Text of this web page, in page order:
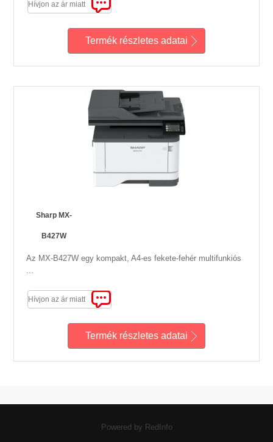
Hívjon az ár miatt
Termék részletes adatai
Sharp MX-
B427W
Az MX-B427W egy kompakt, A4-es fekete-fehér multifunkiós
...
Hívjon az ár miatt
Termék részletes adatai
Powered by RedInfo